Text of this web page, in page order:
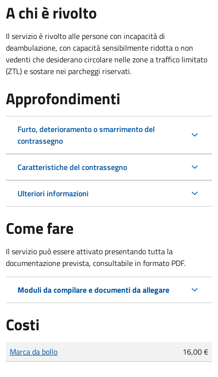
A chi è rivolto
Il servizio è rivolto alle persone con incapacità di
deambulazione, con capacità sensibilmente ridotta o non
vedenti che desiderano circolare nelle zone a traffico limitato
(ZTL) e sostare nei parcheggi riservati.
Approfondimenti
Furto, deterioramento o smarrimento del
contrassegno
Caratteristiche del contrassegno
Ulteriori informazioni
Come fare
Il servizio può essere attivato presentando tutta la
documentazione prevista, consultabile in formato PDF.
Moduli da compilare e documenti da allegare
Costi
Tipo di pagamento
Importo
Marca da bollo 16,00 €